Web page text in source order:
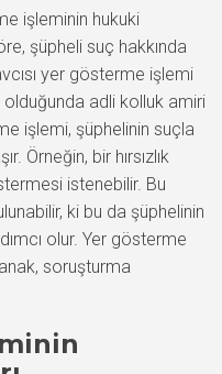
işleminin hukuki
şüpheli suç hakkında
yer gösterme işlemi
adli kolluk amiri
işlemi, şüphelinin suçla
Örneğin, bir hırsızlık
istenebilir. Bu
ki bu da şüphelinin
olur. Yer gösterme
soruşturma